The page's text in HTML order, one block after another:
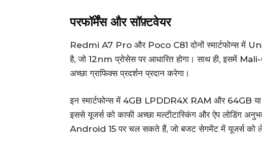
परफॉर्मेंस और सॉफ़्टवेयर
Redmi A7 Pro और Poco C81 दोनों स्मार्टफोन्स में
है, जो 12nm प्रोसेस पर आधारित होगा। साथ ही, इसमें
अच्छा ग्राफिक्स प्रदर्शन प्रदान करेगा।
इन स्मार्टफोन्स में 4GB LPDDR4X RAM और 64GB या
इससे यूजर्स को काफी अच्छा मल्टीटास्किंग और ऐप लोडिंग
Android 15 पर चल सकते हैं, जो बजट सेगमेंट में यूजर्स को